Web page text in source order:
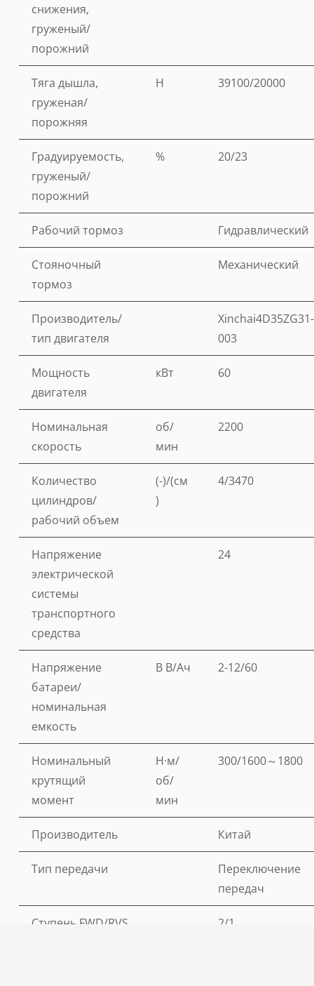
снижения,
груженый/
порожний
Тяга дышла,
груженая/
порожняя
Н 39100/20000
Градуируемость,
груженый/
порожний
% 20/23
Рабочий тормоз Гидравлический
Стояночный
тормоз
Механический
Производитель/
тип двигателя
Xinchai4D35ZG31-
003
Мощность
двигателя
кВт 60
Номинальная
скорость
об/
мин
2200
Количество
цилиндров/
рабочий объем
(-)/(см
)
4/3470
Напряжение
электрической
системы
транспортного
средства
24
Напряжение
батареи/
номинальная
емкость
В В/Ач 2-12/60
Номинальный
крутящий
момент
Н·м/
об/
мин
300/1600～1800
Производитель Китай
Тип передачи
Переключение
передач
Ступень FWD/RVS 2/1